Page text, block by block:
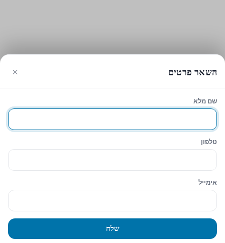
סגירה
Sidebar
Select the fields to be shown. Others will be hidden. Drag and drop
Image
Rating
השאר פרטים ×
שם מלא
טלפון
אימייל
שלח